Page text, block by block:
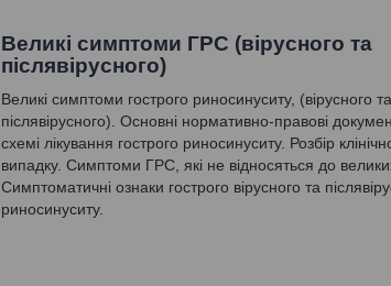
Великі симптоми ГРС (вірусного та
післявірусного)
Великі симптоми гострого риносинуситу, (вірусного та
післявірусного). Основні нормативно-правові
схемі лікування гострого риносинуситу. Розбір
випадку. Симптоми ГРС, які не відносяться до
Симптоматичні ознаки гострого вірусного та
риносинуситу.